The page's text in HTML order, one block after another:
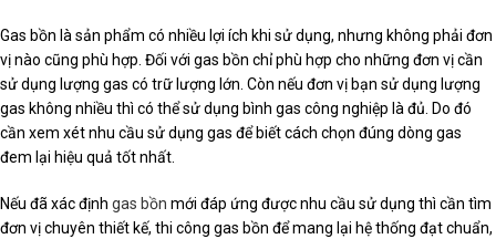
Gas bồn là sản phẩm có nhiều lợi ích khi sử dụng, nhưng không phải đơn
vị nào cũng phù hợp. Đối với gas bồn chỉ phù hợp cho những đơn vị cần
sử dụng lượng gas có trữ lượng lớn. Còn nếu đơn vị bạn sử dụng lượng
gas không nhiều thì có thể sử dụng bình gas công nghiệp là đủ. Do đó
cần xem xét nhu cầu sử dụng gas để biết cách chọn đúng dòng gas
đem lại hiệu quả tốt nhất.
Nếu đã xác định gas bồn mới đáp ứng được nhu cầu sử dụng thì cần tìm
đơn vị chuyên thiết kế, thi công gas bồn để mang lại hệ thống đạt chuẩn,